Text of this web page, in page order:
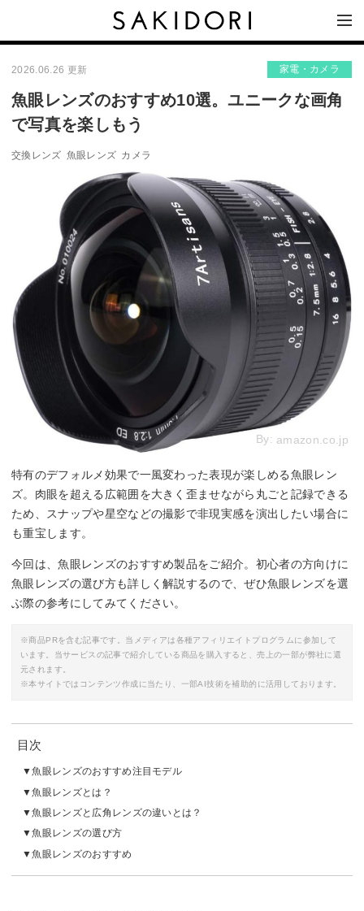
2026.06.26 更新 家電・カメラ
魚眼レンズのおすすめ10選。ユニークな画角
で写真を楽しもう
交換レンズ 魚眼レンズ カメラ
By: amazon.co.jp
特有のデフォルメ効果で一風変わった表現が楽しめる魚眼レン
ズ。肉眼を超える広範囲を大きく歪ませながら丸ごと記録できる
ため、スナップや星空などの撮影で非現実感を演出したい場合に
も重宝します。
今回は、魚眼レンズのおすすめ製品をご紹介。初心者の方向けに
魚眼レンズの選び方も詳しく解説するので、ぜひ魚眼レンズを選
ぶ際の参考にしてみてください。
※商品PRを含む記事です。当メディアは各種アフィリエイトプログラムに参加して
います。当サービスの記事で紹介している商品を購入すると、売上の一部が弊社に還
元されます。
※本サイトではコンテンツ作成に当たり、一部AI技術を補助的に活用しております。
目次
魚眼レンズのおすすめ注目モデル
魚眼レンズとは？
魚眼レンズと広角レンズの違いとは？
魚眼レンズの選び方
魚眼レンズのおすすめ